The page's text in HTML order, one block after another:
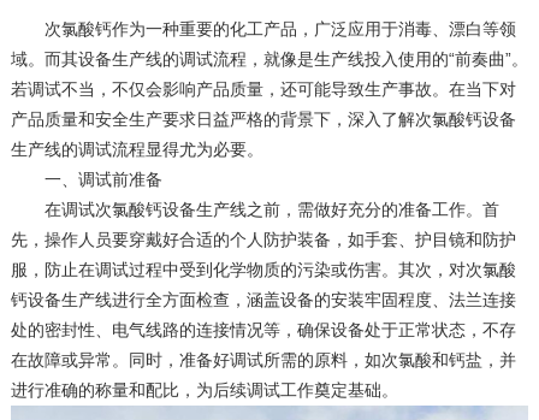
次氯酸钙作为一种重要的化工产品，广泛应用于消毒、漂白等领
域。而其设备生产线的调试流程，就像是生产线投入使用的“前奏曲”。
若调试不当，不仅会影响产品质量，还可能导致生产事故。在当下对
产品质量和安全生产要求日益严格的背景下，深入了解次氯酸钙设备
生产线的调试流程显得尤为必要。
一、调试前准备
在调试次氯酸钙设备生产线之前，需做好充分的准备工作。首
先，操作人员要穿戴好合适的个人防护装备，如手套、护目镜和防护
服，防止在调试过程中受到化学物质的污染或伤害。其次，对次氯酸
钙设备生产线进行全方面检查，涵盖设备的安装牢固程度、法兰连接
处的密封性、电气线路的连接情况等，确保设备处于正常状态，不存
在故障或异常。同时，准备好调试所需的原料，如次氯酸和钙盐，并
进行准确的称量和配比，为后续调试工作奠定基础。